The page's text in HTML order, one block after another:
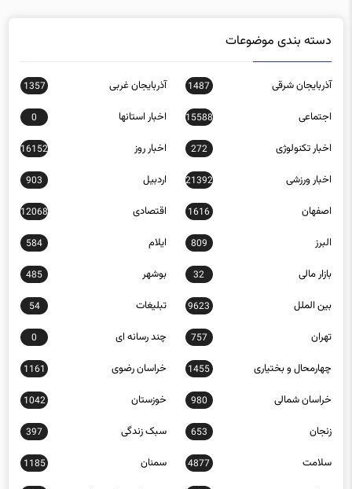
دسته بندی موضوعات
آذربایجان شرقی 1487 آذربایجان غربی 1357
اجتماعی 15588 اخبار استانها 0
اخبار تکنولوژی 272 اخبار روز 16152
اخبار ورزشی 21392 اردبیل 903
اصفهان 1616 اقتصادی 12068
البرز 809 ایلام 584
بازار مالی 32 بوشهر 485
بین الملل 9623 تبلیغات 54
تهران 757 چند رسانه ای 0
چهارمحال و بختیاری 1455 خراسان رضوی 1161
خراسان شمالی 980 خوزستان 1042
زنجان 653 سبک زندگی 397
سلامت 4877 سمنان 1185